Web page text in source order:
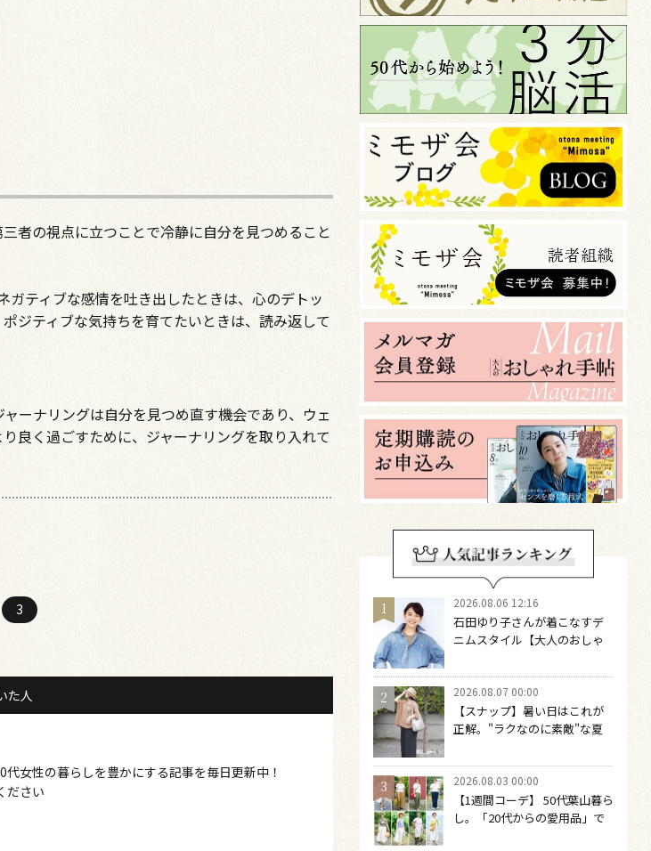
者の視点に立つことで冷静に自分を見つめること
ティブな感情を吐き出したときは、心のデトッ
ジティブな気持ちを育てたいときは、読み返して
ーナリングは自分を見つめ直す機会であり、ウェ
良く過ごすために、ジャーナリングを取り入れて
3
た人
女性の暮らしを豊かにする記事を毎日更新中！
ださい
2026.08.06 12:16
石田ゆり子さんが着こなすデ
ニムスタイル【大人のおしゃ
どファッションは自由になる
2026.08.07 00:00
【スナップ】暑い日はこれが
正解。"ラクなのに素敵"な夏
2026.08.03 00:00
【1週間コーデ】 50代葉山暮ら
し。「20代からの愛用品」で